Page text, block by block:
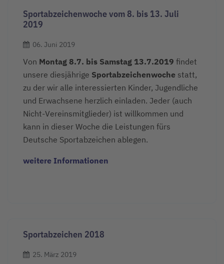
Sportabzeichenwoche vom 8. bis 13. Juli
2019
06. Juni 2019
Von Montag 8.7. bis Samstag 13.7.2019 findet
unsere diesjährige Sportabzeichenwoche statt,
zu der wir alle interessierten Kinder, Jugendliche
und Erwachsene herzlich einladen. Jeder (auch
Nicht-Vereinsmitglieder) ist willkommen und
kann in dieser Woche die Leistungen fürs
Deutsche Sportabzeichen ablegen.
weitere Informationen
Sportabzeichen 2018
25. März 2019